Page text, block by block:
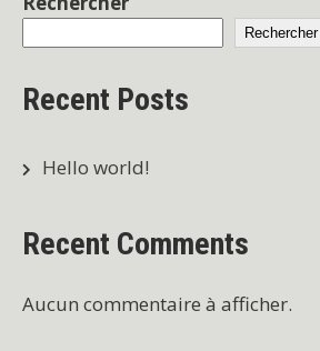
Rechercher
Recent Posts
Hello world!
Recent Comments
Aucun commentaire à afficher.